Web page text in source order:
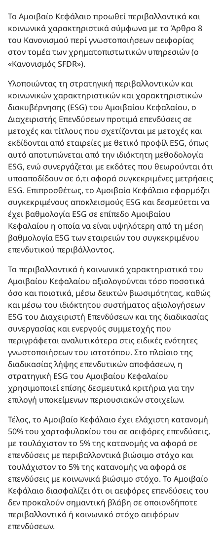
Το Αμοιβαίο Kεφάλαιo προωθεί περιβαλλοντικά και
κοινωνικά χαρακτηριστικά σύμφωνα με το Άρθρο 8
του Κανονισμού περί γνωστοποιήσεων αειφορίας
στον τομέα των χρηματοπιστωτικών υπηρεσιών (ο
«Κανονισμός SFDR»).
Υλοποιώντας τη στρατηγική περιβαλλοντικών και
κοινωνικών χαρακτηριστικών και χαρακτηριστικών
διακυβέρνησης (ESG) του Αμοιβαίου Κεφαλαίου, ο
Διαχειριστής Επενδύσεων προτιμά επενδύσεις σε
μετοχές και τίτλους που σχετίζονται με μετοχές και
εκδίδονται από εταιρείες με θετικό προφίλ ESG, όπως
αυτό αποτυπώνεται από την ιδιόκτητη μεθοδολογία
ESG, ενώ συνεργάζεται με εκδότες που θεωρούνται ότι
υποαποδίδουν σε ό,τι αφορά συγκεκριμένες μετρήσεις
ESG. Επιπροσθέτως, το Αμοιβαίο Kεφάλαιo εφαρμόζει
συγκεκριμένους αποκλεισμούς ESG και δεσμεύεται να
έχει βαθμολογία ESG σε επίπεδο Αμοιβαίου
Κεφαλαίου η οποία να είναι υψηλότερη από τη μέση
βαθμολογία ESG των εταιρειών του συγκεκριμένου
επενδυτικού περιβάλλοντος.
Τα περιβαλλοντικά ή κοινωνικά χαρακτηριστικά του
Αμοιβαίου Κεφαλαίου αξιολογούνται τόσο ποσοτικά
όσο και ποιοτικά, μέσω δεικτών βιωσιμότητας, καθώς
και μέσω του ιδιόκτητου συστήματος αξιολογήσεων
ESG του Διαχειριστή Επενδύσεων και της διαδικασίας
συνεργασίας και ενεργούς συμμετοχής που
περιγράφεται αναλυτικότερα στις ειδικές ενότητες
γνωστοποιήσεων του ιστοτόπου. Στο πλαίσιο της
διαδικασίας λήψης επενδυτικών αποφάσεων, η
στρατηγική ESG του Αμοιβαίου Κεφαλαίου
χρησιμοποιεί επίσης δεσμευτικά κριτήρια για την
επιλογή υποκείμενων περιουσιακών στοιχείων.
Τέλος, το Αμοιβαίο Κεφάλαιο έχει ελάχιστη κατανομή
50% του χαρτοφυλακίου του σε αειφόρες επενδύσεις,
με τουλάχιστον το 5% της κατανομής να αφορά σε
επενδύσεις με περιβαλλοντικά βιώσιμο στόχο και
τουλάχιστον το 5% της κατανομής να αφορά σε
επενδύσεις με κοινωνικά βιώσιμο στόχο. Το Αμοιβαίο
Kεφάλαιo διασφαλίζει ότι οι αειφόρες επενδύσεις του
δεν προκαλούν σημαντική βλάβη σε οποιονδήποτε
περιβαλλοντικό ή κοινωνικό στόχο αειφόρων
επενδύσεων.